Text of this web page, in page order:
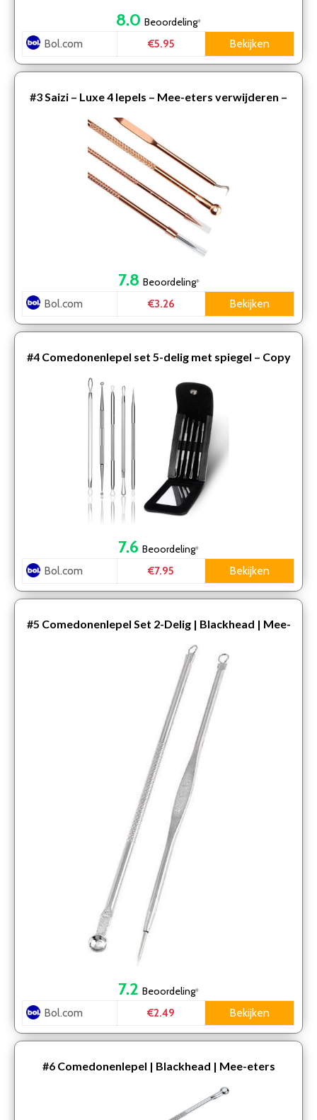
8.0 Beoordeling*
Bol.com €5.95 Bekijken
#3 Saizi – Luxe 4 lepels – Mee-eters verwijderen –
Professionele kit
7.8 Beoordeling*
Bol.com €3.26 Bekijken
#4 Comedonenlepel set 5-delig met spiegel – Copy
7.6 Beoordeling*
Bol.com €7.95 Bekijken
#5 Comedonenlepel Set 2-Delig | Blackhead | Mee-
eters verwijderen
7.2 Beoordeling*
Bol.com €2.49 Bekijken
#6 Comedonenlepel | Blackhead | Mee-eters